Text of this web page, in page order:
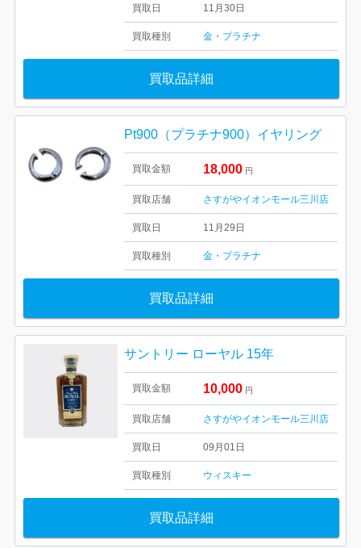
買取日 11月30日
買取種別 金・プラチナ
買取品詳細
Pt900（プラチナ900）イヤリング
買取金額 18,000 円
買取店舗 さすがやイオンモール三川店
買取日 11月29日
買取種別 金・プラチナ
買取品詳細
サントリー ローヤル 15年
買取金額 10,000 円
買取店舗 さすがやイオンモール三川店
買取日 09月01日
買取種別 ウィスキー
買取品詳細